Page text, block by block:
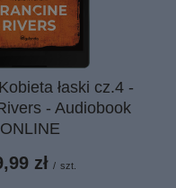
łaski cz.4 -
- Audiobook
ONLINE
zł / szt.